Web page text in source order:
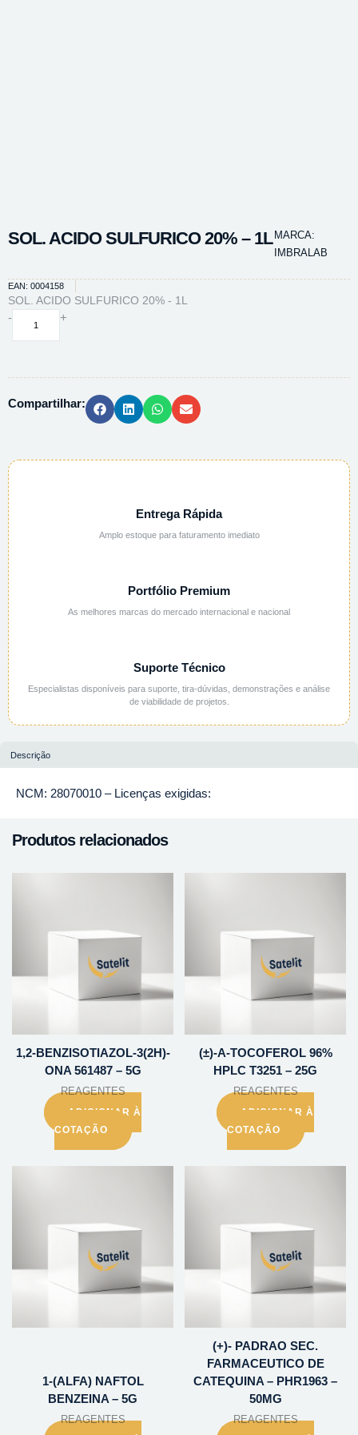
SOL. ACIDO SULFURICO 20% – 1L MARCA:
IMBRALAB
EAN: 0004158
SOL. ACIDO SULFURICO 20% - 1L
-
SOL.
1L
+
Compartilhar:
Entrega Rápida
Amplo estoque para faturamento imediato
Portfólio Premium
As melhores marcas do mercado internacional e nacional
Suporte Técnico
Especialistas disponíveis para suporte, tira-dúvidas, demonstrações e análise
de viabilidade de projetos.
Descrição
NCM: 28070010 – Licenças exigidas:
Produtos relacionados
1,2-BENZISOTIAZOL-3(2H)-
ONA 561487 – 5G
REAGENTES
ADICIONAR À
COTAÇÃO
(±)-A-TOCOFEROL 96%
HPLC T3251 – 25G
REAGENTES
ADICIONAR À
COTAÇÃO
1-(ALFA) NAFTOL
BENZEINA – 5G
REAGENTES
(+)- PADRAO SEC.
FARMACEUTICO DE
CATEQUINA – PHR1963 –
50MG
REAGENTES